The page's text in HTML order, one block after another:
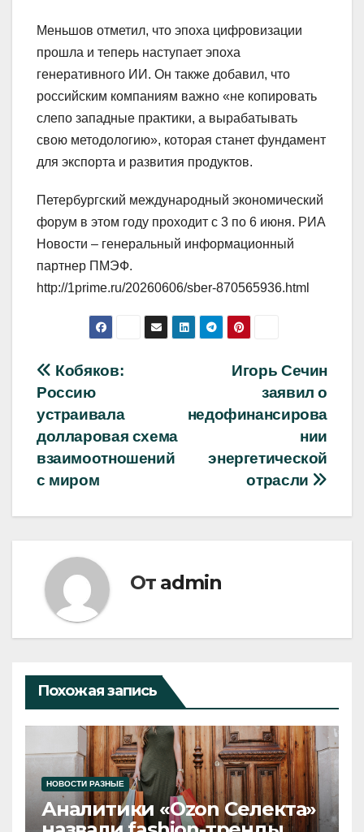
Меньшов отметил, что эпоха цифровизации
прошла и теперь наступает эпоха
генеративного ИИ. Он также добавил, что
российским компаниям важно «не копировать
слепо западные практики, а вырабатывать
свою методологию», которая станет фундамент
для экспорта и развития продуктов.
Петербургский международный экономический
форум в этом году проходит с 3 по 6 июня. РИА
Новости – генеральный информационный
партнер ПМЭФ.
http://1prime.ru/20260606/sber-870565936.html
Навигация
по
записям
Игорь Сечин
заявил о
недофинансирова
нии
энергетической
отрасли
Кобяков:
Россию
устраивала
долларовая схема
взаимоотношений
с миром
От admin
Похожая запись
НОВОСТИ РАЗНЫЕ
Аналитики «Ozon Селекта»